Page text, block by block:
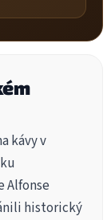
kávy v
Alfonse
historický